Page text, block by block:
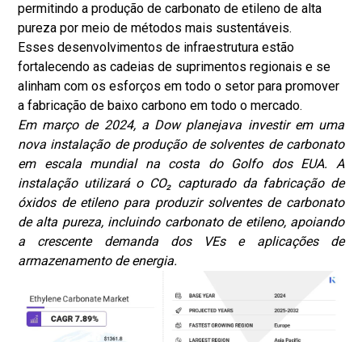
permitindo a produção de carbonato de etileno de alta
pureza por meio de métodos mais sustentáveis.
Esses desenvolvimentos de infraestrutura estão
fortalecendo as cadeias de suprimentos regionais e se
alinham com os esforços em todo o setor para promover
a fabricação de baixo carbono em todo o mercado.
Em março de 2024, a Dow planejava investir em uma
nova instalação de produção de solventes de carbonato
em escala mundial na costa do Golfo dos EUA. A
instalação utilizará o CO₂ capturado da fabricação de
óxidos de etileno para produzir solventes de carbonato
de alta pureza, incluindo carbonato de etileno, apoiando
a crescente demanda dos VEs e aplicações de
armazenamento de energia.